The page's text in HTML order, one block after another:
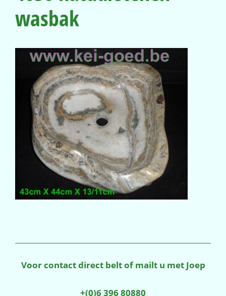
wasbak
Voor contact direct belt of mailt u met Joep
+(0)6 396 80880